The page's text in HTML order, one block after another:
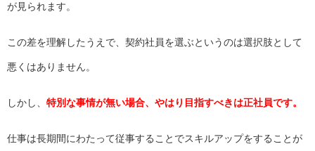
が見られます。
この差を理解したうえで、契約社員を選ぶというのは選択肢として
悪くはありません。
しかし、 特別な事情が無い場合、やはり目指すべきは正社員です。
仕事は長期間にわたって従事することでスキルアップをすることが